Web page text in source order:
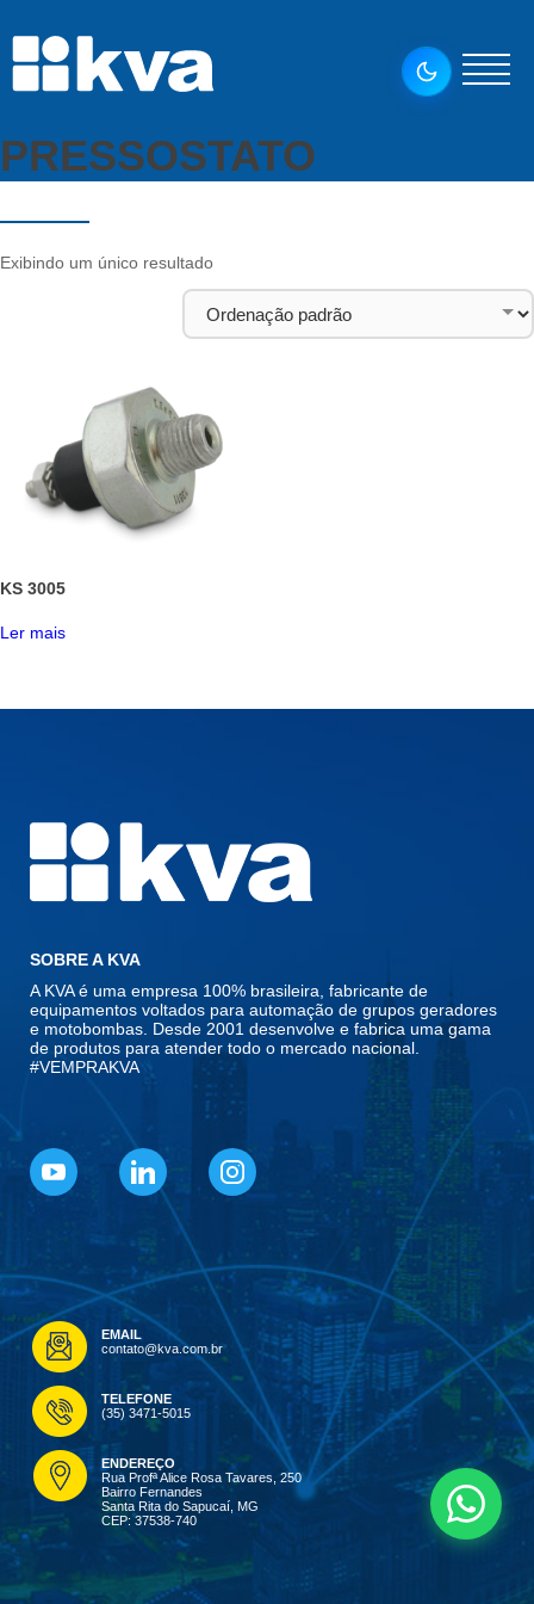
PRESSOSTATO
Exibindo um único resultado
KS 3005
Ler mais
SOBRE A KVA
A KVA é uma empresa 100% brasileira, fabricante de
equipamentos voltados para automação de grupos geradores
e motobombas. Desde 2001 desenvolve e fabrica uma gama
de produtos para atender todo o mercado nacional.
#VEMPRAKVA
EMAIL
contato@kva.com.br
TELEFONE
(35) 3471-5015
ENDEREÇO
Rua Profª Alice Rosa Tavares, 250
Bairro Fernandes
Santa Rita do Sapucaí, MG
CEP: 37538-740